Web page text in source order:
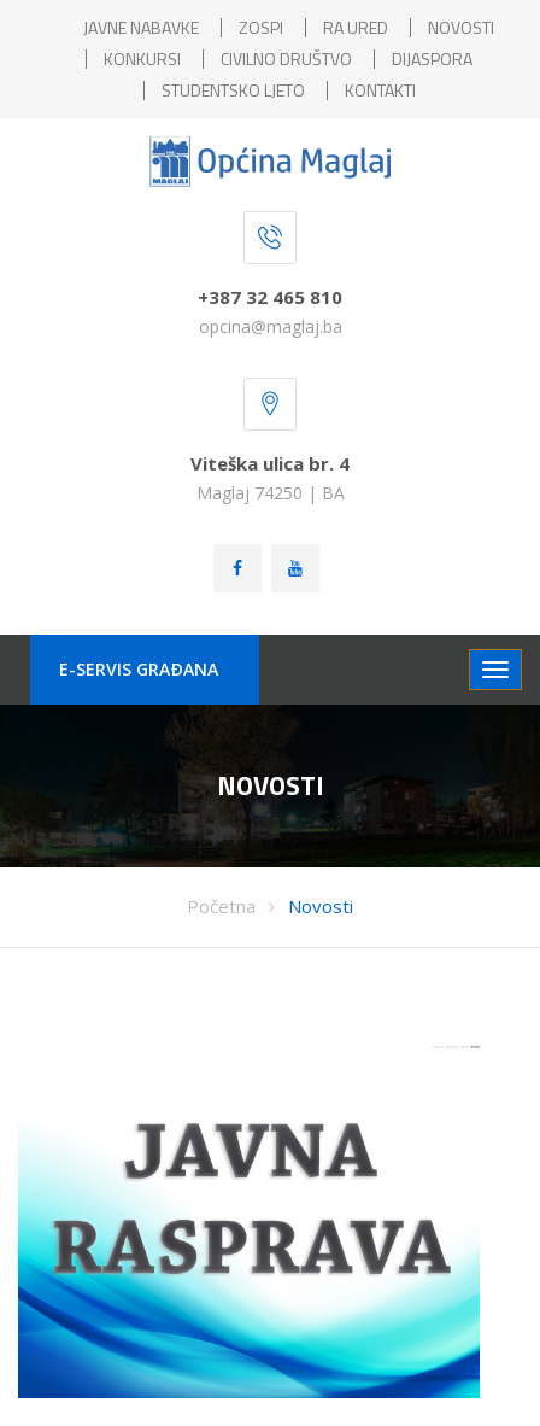
JAVNE NABAVKE ZOSPI RA URED
NOVOSTI
KONKURSI
CIVILNO DRUŠTVO
DIJASPORA
STUDENTSKO LJETO
KONTAKTI
+387 32 465 810
opcina@maglaj.ba
Viteška ulica br. 4
Maglaj 74250 | BA
E-SERVIS GRAÐANA
NOVOSTI
Početna Novosti